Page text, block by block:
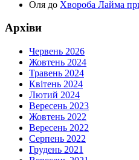
Оля до Хвороба Лайма при
Архіви
Червень 2026
Жовтень 2024
Травень 2024
Квітень 2024
Лютий 2024
Вересень 2023
Жовтень 2022
Вересень 2022
Серпень 2022
Грудень 2021